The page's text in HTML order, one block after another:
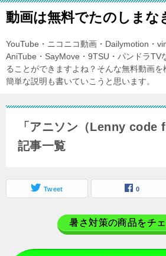
動画は無料でたのしまな
YouTube・ニコニコ動画・Dailymotion・
AniTube・SayMove・9TSU・パンドラTV
ることができますよね？そんな無料動画を
簡単な説明も書いていこうと思います。
「アニソン（Lenny code
記事一覧
Tweet 0
暑さ対策の商品をチェ